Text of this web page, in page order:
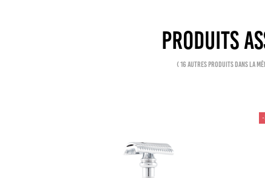
PRODUITS
( 16 autres produits dans la
-